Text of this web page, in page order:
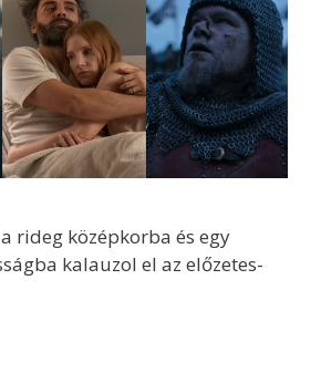
rideg középkorba és egy
kalauzol el az előzetes-